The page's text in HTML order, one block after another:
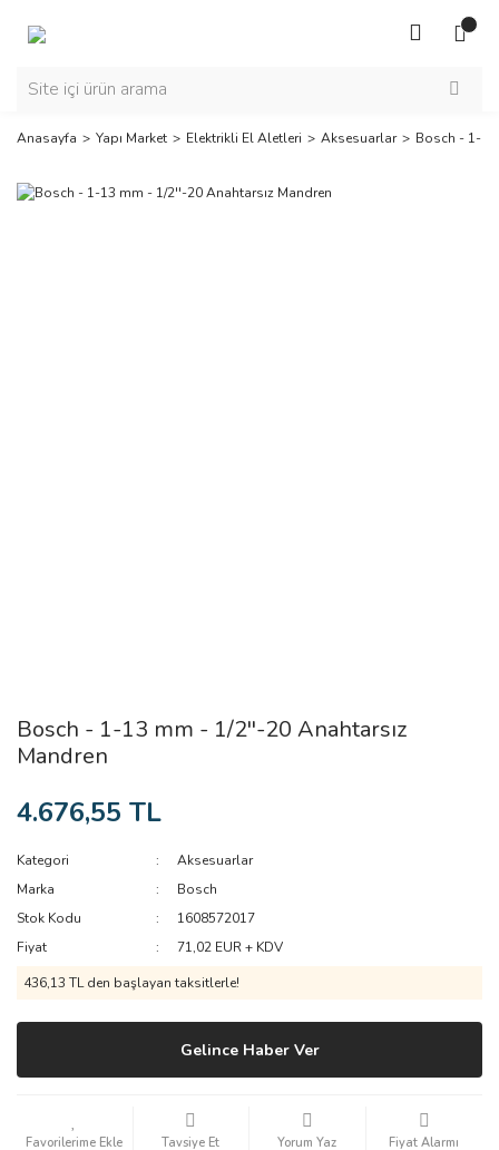
Anasayfa Yapı Market Elektrikli El Aletleri Aksesuarlar Bosch - 1-
Bosch - 1-13 mm - 1/2''-20 Anahtarsız
Mandren
4.676,55 TL
Kategori
Aksesuarlar
Marka
Bosch
Stok Kodu
1608572017
Fiyat
71,02 EUR + KDV
436,13 TL den başlayan taksitlerle!
Gelince Haber Ver
Tavsiye Et Yorum Yaz Fiyat Alarmı